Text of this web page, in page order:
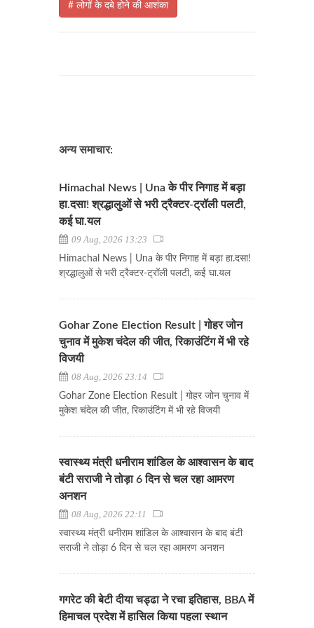
# लोगों के दबे होने की आशंका
अन्य समाचार:
Himachal News | Una के पीर निगाह में बड़ा
हा.दसा! श्रद्धालुओं से भरी ट्रैक्टर-ट्रॉली पलटी,
कई घा.यल
09 Aug, 2026 13:23
Himachal News | Una के पीर निगाह में बड़ा हा.दसा!
श्रद्धालुओं से भरी ट्रैक्टर-ट्रॉली पलटी, कई घा.यल
Gohar Zone Election Result | गोहर जोन
चुनाव में मुकेश चंदेल की जीत, रिकाउंटिंग में भी रहे
विजयी
08 Aug, 2026 23:14
Gohar Zone Election Result | गोहर जोन चुनाव में
मुकेश चंदेल की जीत, रिकाउंटिंग में भी रहे विजयी
स्वास्थ्य मंत्री धनीराम शांडिल के आश्वासन के बाद
बंटी सराजी ने तोड़ा 6 दिन से चल रहा आमरण
अनशन
08 Aug, 2026 22:11
स्वास्थ्य मंत्री धनीराम शांडिल के आश्वासन के बाद बंटी
सराजी ने तोड़ा 6 दिन से चल रहा आमरण अनशन
गगरेट की बेटी दीया चड्ढा ने रचा इतिहास, BBA में
हिमाचल प्रदेश में हासिल किया पहला स्थान